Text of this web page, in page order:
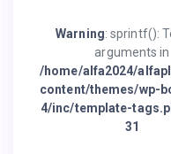
Warning: sprintf():
arguments in
/home/alfa2024/
content/themes/wp-
4/inc/template-
31